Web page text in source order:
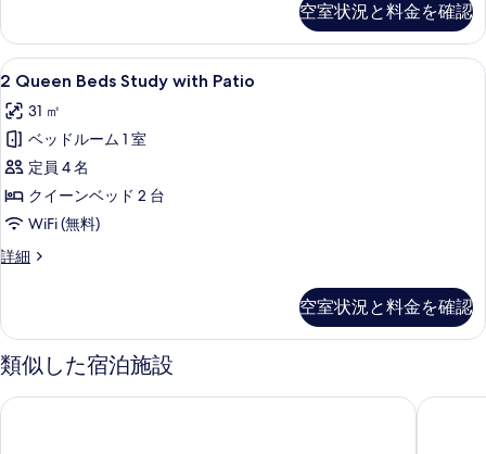
す
べ
て
の
写
真
を
表
示
with
Sofabed,
Kitchen
Patio
の
詳
細
空室状況と料金を確認
2
Queen
Beds
Study
with
Patio
の
す
の
写
を
低刺激性寝具、羽毛の掛け布団、セ
6
2 Queen Beds Study with Patio
31 ㎡
ベッドルーム 1 室
定員 4 名
クイーンベッド 2 台
WiFi (無料)
詳細
2
with
Patio
の
細
空室状況と料金を確認
類似した宿泊施設
ホリデイ イン エクスプレス & スイーツ フォート マイヤーズ
ザ ライ